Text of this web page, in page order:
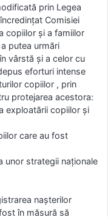
prin Legea
Comisiei
copiilor şi a famiilor
putea urmări
vârstă și a celor cu
eforturi intense
copiilor , prin
protejarea acestora:
exploatării copiilor și
care au fost
unor strategii naționale
nașterilor
în măsură să